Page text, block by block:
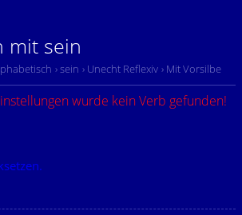
mit sein
› sein › Unecht Reflexiv › Mit Vorsilbe
wurde kein Verb gefunden!